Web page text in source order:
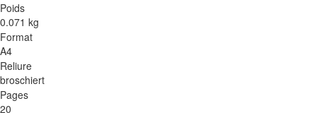
Poids
0.071 kg
Format
A4
Reliure
broschiert
Pages
20